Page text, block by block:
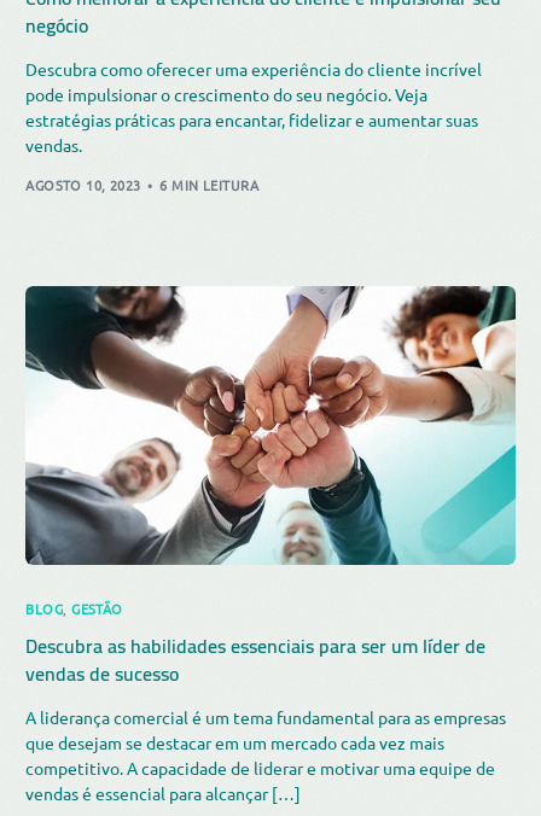
negócio
Descubra como oferecer uma experiência do cliente incrível
pode impulsionar o crescimento do seu negócio. Veja
estratégias práticas para encantar, fidelizar e aumentar suas
vendas.
AGOSTO 10, 2023 6 MIN LEITURA
BLOG,GESTÃO
Descubra as habilidades essenciais para ser um líder de
vendas de sucesso
A liderança comercial é um tema fundamental para as empresas
que desejam se destacar em um mercado cada vez mais
competitivo. A capacidade de liderar e motivar uma equipe de
vendas é essencial para alcançar […]